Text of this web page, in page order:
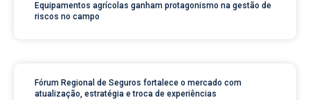
Equipamentos agrícolas ganham protagonismo na gestão de
riscos no campo
Fórum Regional de Seguros fortalece o mercado com
atualização, estratégia e troca de experiências